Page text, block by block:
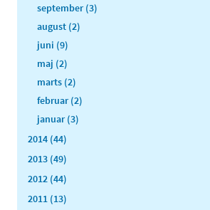
september (3)
august (2)
juni (9)
maj (2)
marts (2)
februar (2)
januar (3)
2014 (44)
2013 (49)
2012 (44)
2011 (13)